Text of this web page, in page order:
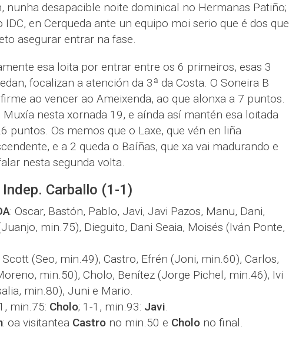
nunha desapacible noite dominical no Hermanas Patiño;
IDC, en Cerqueda ante un equipo moi serio que é dos que
asegurar entrar na fase.
esa loita por entrar entre os 6 primeiros, esas 3
focalizan a atención da 3ª da Costa. O Soneira B
ao vencer ao Ameixenda, ao que alonxa a 7 puntos.
Muxía nesta xornada 19, e aínda así mantén esa loitada
puntos. Os memos que o Laxe, que vén en liña
e a 2 queda o Baíñas, que xa vai madurando e
nesta segunda volta.
Carballo (1-1)
: Oscar, Bastón, Pablo, Javi, Javi Pazos, Manu, Dani,
min.75), Dieguito, Dani Seaia, Moisés (Iván Ponte,
Scott (Seo, min.49), Castro, Efrén (Joni, min.60), Carlos,
min.50), Cholo, Benítez (Jorge Pichel, min.46), Ivi
min.80), Juni e Mario.
min.75: Cholo; 1-1, min.93: Javi.
: oa visitantea Castrono min.50 e Cholono final.